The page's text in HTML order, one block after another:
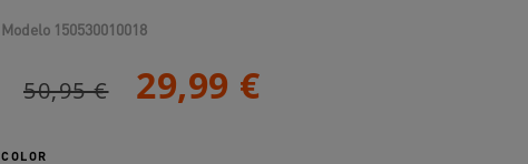
Modelo 150530010018
50,95 € 29,99 €
COLOR